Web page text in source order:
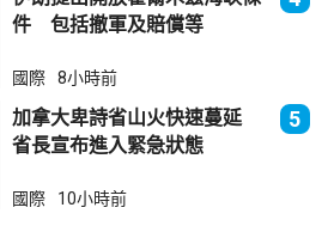
件 包括撤軍及賠償等
國際 8小時前
加拿大卑詩省山火快速蔓延
省長宣布進入緊急狀態
5
國際 10小時前